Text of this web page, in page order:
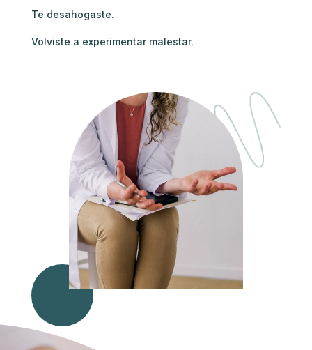
Te desahogaste.
Volviste a experimentar malestar.